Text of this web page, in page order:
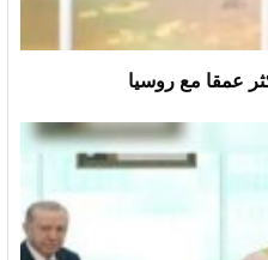
عمقا مع روسيا